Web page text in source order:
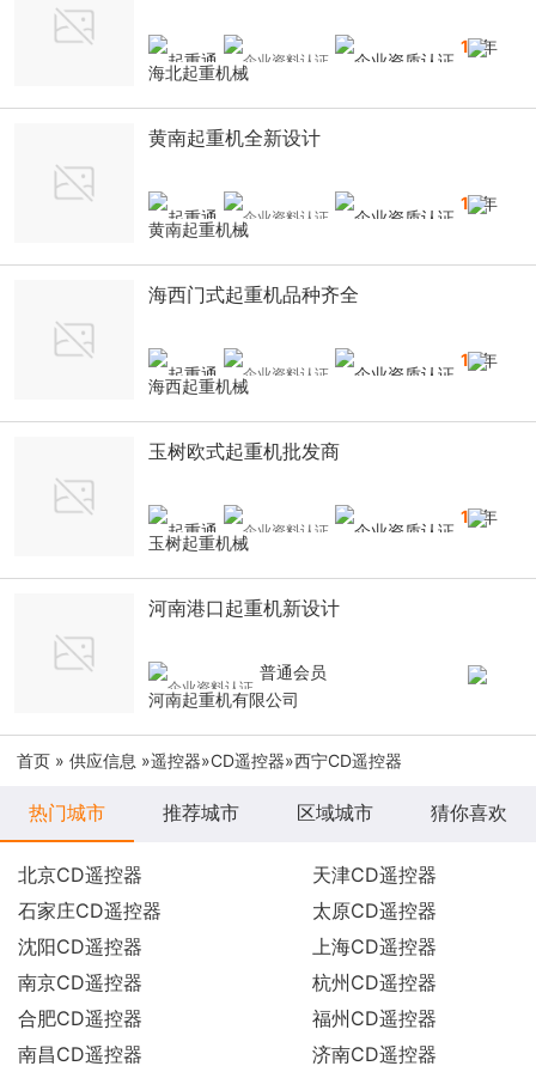
10年
海北起重机械
黄南起重机全新设计
10年
黄南起重机械
海西门式起重机品种齐全
10年
海西起重机械
玉树欧式起重机批发商
10年
玉树起重机械
河南港口起重机新设计
普通会员
河南起重机有限公司
首页 » 供应信息 »遥控器»CD遥控器»西宁CD遥控器
热门城市 推荐城市 区域城市 猜你喜欢
北京CD遥控器
天津CD遥控器
石家庄CD遥控器
太原CD遥控器
沈阳CD遥控器
上海CD遥控器
南京CD遥控器
杭州CD遥控器
合肥CD遥控器
福州CD遥控器
南昌CD遥控器
济南CD遥控器